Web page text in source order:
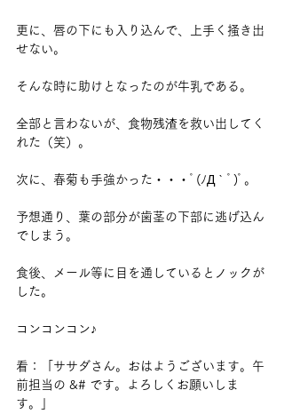
更に、唇の下にも入り込んで、上手く掻き出
せない。
そんな時に助けとなったのが牛乳である。
全部と言わないが、食物残渣を救い出してく
れた（笑）。
次に、春菊も手強かった・・・ﾟ(ﾉД｀ﾟ)ﾟ。
予想通り、葉の部分が歯茎の下部に逃げ込ん
でしまう。
食後、メール等に目を通しているとノックが
した。
コンコンコン♪
看：「ササダさん。おはようございます。午
前担当の &# です。よろしくお願いしま
す。」